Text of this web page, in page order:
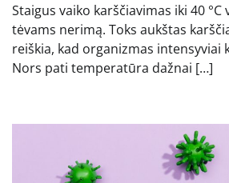
Staigus vaiko karščiavimas iki 40 °C
tėvams nerimą. Toks aukštas
reiškia, kad organizmas intensyviai
Nors pati temperatūra dažnai […]